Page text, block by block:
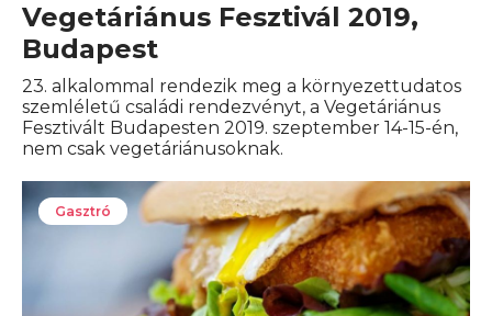
Vegetáriánus Fesztivál 2019,
Budapest
23. alkalommal rendezik meg a környezettudatos
szemléletű családi rendezvényt, a Vegetáriánus
Fesztivált Budapesten 2019. szeptember 14-15-én,
nem csak vegetáriánusoknak.
Gasztró